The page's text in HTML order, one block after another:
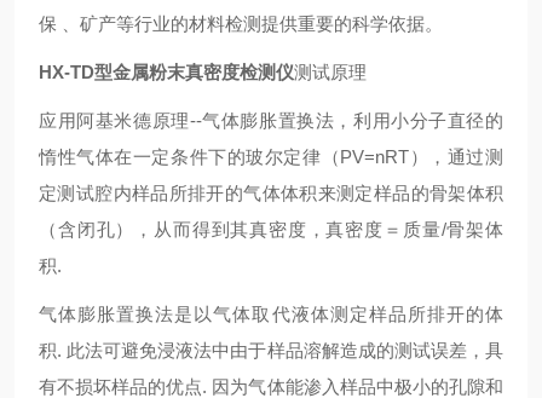
保 、矿产等行业的材料检测提供重要的科学依据。
HX-TD型金属粉末真密度检测仪测试原理
应用阿基米德原理--气体膨胀置换法，利用小分子直径的
惰性气体在一定条件下的玻尔定律（PV=nRT），通过测
定测试腔内样品所排开的气体体积来测定样品的骨架体积
（含闭孔），从而得到其真密度，真密度＝质量/骨架体
积.
气体膨胀置换法是以气体取代液体测定样品所排开的体
积. 此法可避免浸液法中由于样品溶解造成的测试误差，具
有不损坏样品的优点. 因为气体能渗入样品中极小的孔隙和